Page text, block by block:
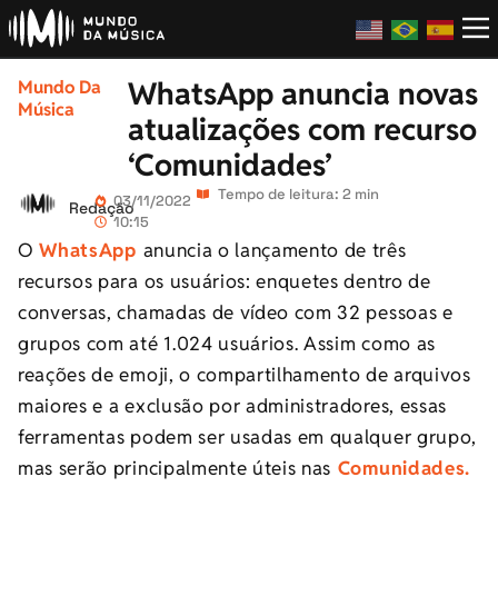
Mundo Da
Música
WhatsApp anuncia novas
atualizações com recurso
‘Comunidades’
Redação03/11/2022
10:15
Tempo de leitura: 2 min
OWhatsApp anuncia o lançamento de três
recursos para os usuários: enquetes dentro de
conversas, chamadas de vídeo com 32 pessoas e
grupos com até 1.024 usuários. Assim como as
reações de emoji, o compartilhamento de arquivos
maiores e a exclusão por administradores, essas
ferramentas podem ser usadas em qualquer grupo,
mas serão principalmente úteis nas Comunidades.